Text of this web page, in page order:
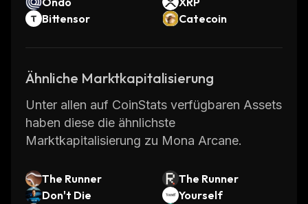
Bittensor
Catecoin
Ähnliche Marktkapitalisierung
Unter allen auf CoinStats verfügbaren Assets
haben diese die ähnlichste
Marktkapitalisierung zu Mona Arcane.
The Runner
The Runner
Don't Die
Yourself